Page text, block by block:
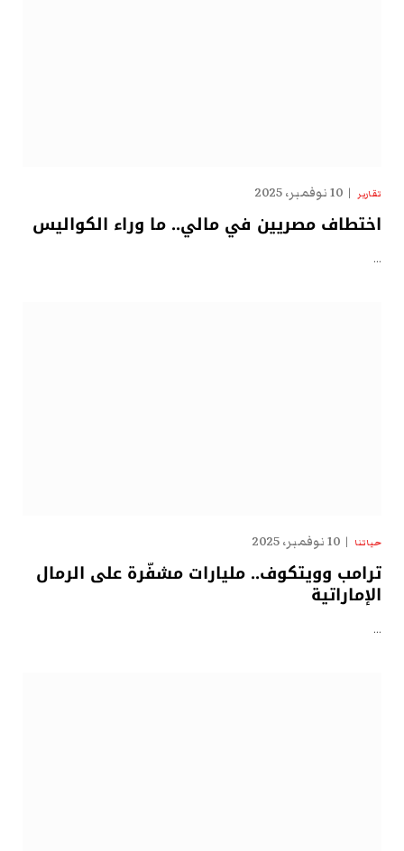
تقارير 10 نوفمبر، 2025
اختطاف مصريين في مالي.. ما وراء الكواليس
…
حياتنا 10 نوفمبر، 2025
ترامب وويتكوف.. مليارات مشفّرة على الرمال
الإماراتية
…